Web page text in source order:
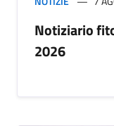
Notiziario
2026